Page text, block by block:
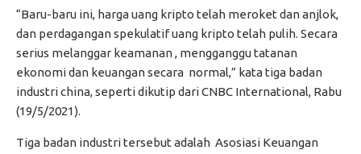
“Baru-baru ini, harga uang kripto telah meroket dan anjlok,
dan perdagangan spekulatif uang kripto telah pulih. Secara
serius melanggar keamanan , mengganggu tatanan
ekonomi dan keuangan secara normal,” kata tiga badan
industri china, seperti dikutip dari CNBC International, Rabu
(19/5/2021).
Tiga badan industri tersebut adalah Asosiasi Keuangan